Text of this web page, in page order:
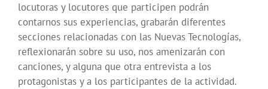
locutoras y locutores que participen podrán
contarnos sus experiencias, grabarán diferentes
secciones relacionadas con las Nuevas Tecnologías,
reflexionarán sobre su uso, nos amenizarán con
canciones, y alguna que otra entrevista a los
protagonistas y a los participantes de la actividad.